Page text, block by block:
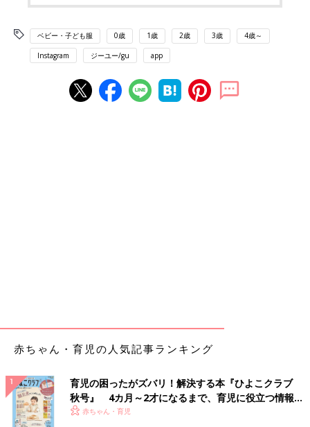
ベビー・子ども服 0歳 1歳 2歳 3歳 4歳～
Instagram ジーユー/gu app
赤ちゃん・育児の人気記事ランキング
育児の困ったがズバリ！解決する本『ひよこクラブ
秋号』 4カ月～2才になるまで、育児に役立つ情報が
いっぱい！
赤ちゃん・育児